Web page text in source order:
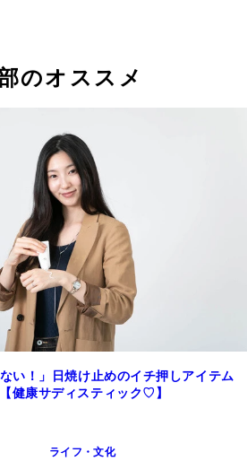
のオススメ
い！」日焼け止めのイチ押しアイテム
健康サディスティック♡】
ライフ・文化